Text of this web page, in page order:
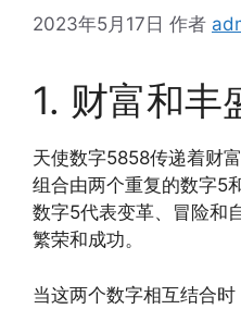
2023年5月17日 作者
1. 财富和丰
天使数字5858传递着财
组合由两个重复的数字5
数字5代表变革、冒险和
繁荣和成功。
当这两个数字相互结合